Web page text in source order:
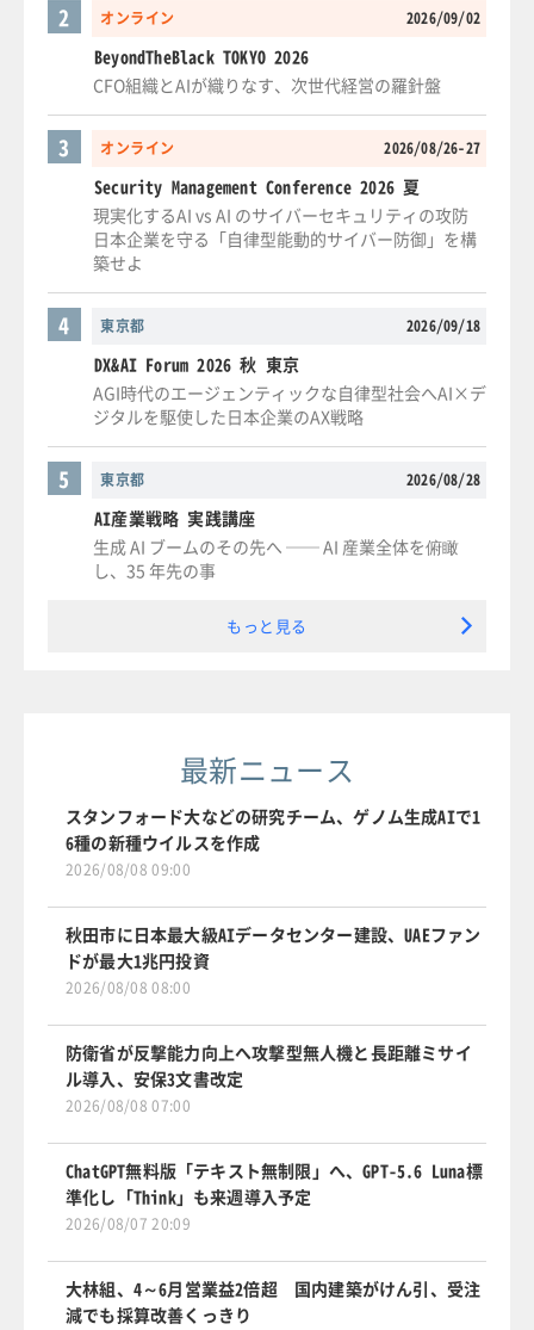
オンライン 2026/09/02
2
BeyondTheBlack TOKYO 2026
CFO組織とAIが織りなす、次世代経営の羅針盤
オンライン 2026/08/26-27
3
Security Management Conference 2026 夏
現実化するAI vs AI のサイバーセキュリティの攻防
日本企業を守る「自律型能動的サイバー防御」を構
築せよ
東京都 2026/09/18
4
DX&AI Forum 2026 秋 東京
AGI時代のエージェンティックな自律型社会へAI×デ
ジタルを駆使した日本企業のAX戦略
東京都 2026/08/28
5
AI産業戦略 実践講座
生成 AI ブームのその先へ ── AI 産業全体を俯瞰
し、35 年先の事
もっと見る
最新ニュース
スタンフォード大などの研究チーム、ゲノム生成AIで1
6種の新種ウイルスを作成
2026/08/08 09:00
秋田市に日本最大級AIデータセンター建設、UAEファン
ドが最大1兆円投資
2026/08/08 08:00
防衛省が反撃能力向上へ攻撃型無人機と長距離ミサイ
ル導入、安保3文書改定
2026/08/08 07:00
ChatGPT無料版「テキスト無制限」へ、GPT-5.6 Luna標
準化し「Think」も来週導入予定
2026/08/07 20:09
大林組、4～6月営業益2倍超 国内建築がけん引、受注
減でも採算改善くっきり